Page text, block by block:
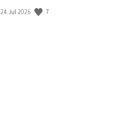
Veröffentlichungsdatum:
24. Jul 2026 7